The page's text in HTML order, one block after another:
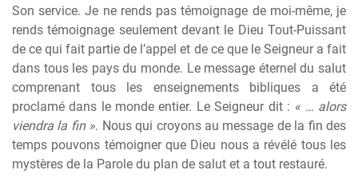
Son service. Je ne rends pas témoignage de moi-même, je
rends témoignage seulement devant le Dieu Tout-Puissant
de ce qui fait partie de l’appel et de ce que le Seigneur a fait
dans tous les pays du monde. Le message éternel du salut
comprenant tous les enseignements bibliques a été
proclamé dans le monde entier. Le Seigneur dit : « … alors
viendra la fin ». Nous qui croyons au message de la fin des
temps pouvons témoigner que Dieu nous a révélé tous les
mystères de la Parole du plan de salut et a tout restauré.